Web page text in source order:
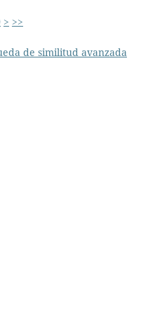
> >>
de similitud avanzada